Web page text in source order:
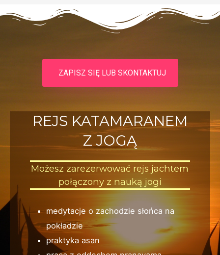
REJS KATAMARANEM
Z JOGĄ
Możesz zarezerwować rejs jachtem
połączony z nauką jogi
medytacje o zachodzie słońca na
pokładzie
praktyka asan
ZAPISZ SIĘ LUB SKONTAKTUJ